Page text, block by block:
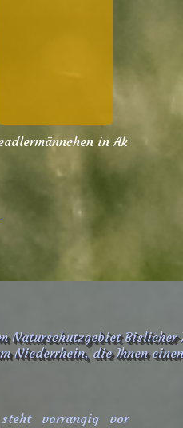
.
vorrangig vor
Naturschutzgebiet Bislicher
Niederrhein, die Ihnen